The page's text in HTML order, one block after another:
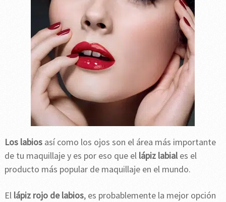
Los labiosasí como los ojos son el área más importante
de tu maquillaje y es por eso que el lápiz labiales el
producto más popular de maquillaje en el mundo.
El lápiz rojo de labios, es probablemente la mejor opción